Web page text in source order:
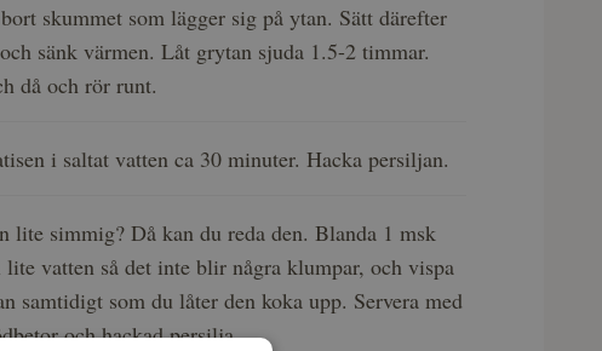
skummet som lägger sig på ytan. Sätt därefter
sänk värmen. Låt grytan sjuda 1.5-2 timmar.
då och rör runt.
i saltat vatten ca 30 minuter. Hacka persiljan.
lite simmig? Då kan du reda den. Blanda 1 msk
vatten så det inte blir några klumpar, och vispa
samtidigt som du låter den koka upp. Servera med
och hackad persilja.